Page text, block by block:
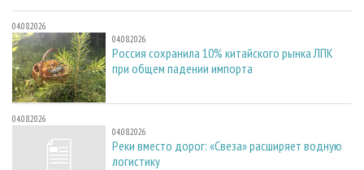
04.08.2026
04.08.2026
Россия сохранила 10% китайского рынка ЛПК
при общем падении импорта
04.08.2026
04.08.2026
Реки вместо дорог: «Свеза» расширяет водную
логистику